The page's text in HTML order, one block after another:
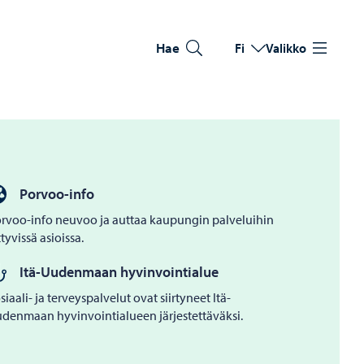
Hae Vaihda kieltä
Nykyinen kieli: Suomi
Fi Valikko
Porvoo-info
info neuvoo ja auttaa kaupungin palveluihin
asioissa.
Itä-Uudenmaan hyvinvointialue
ja terveyspalvelut ovat siirtyneet Itä-
hyvinvointialueen järjestettäväksi.